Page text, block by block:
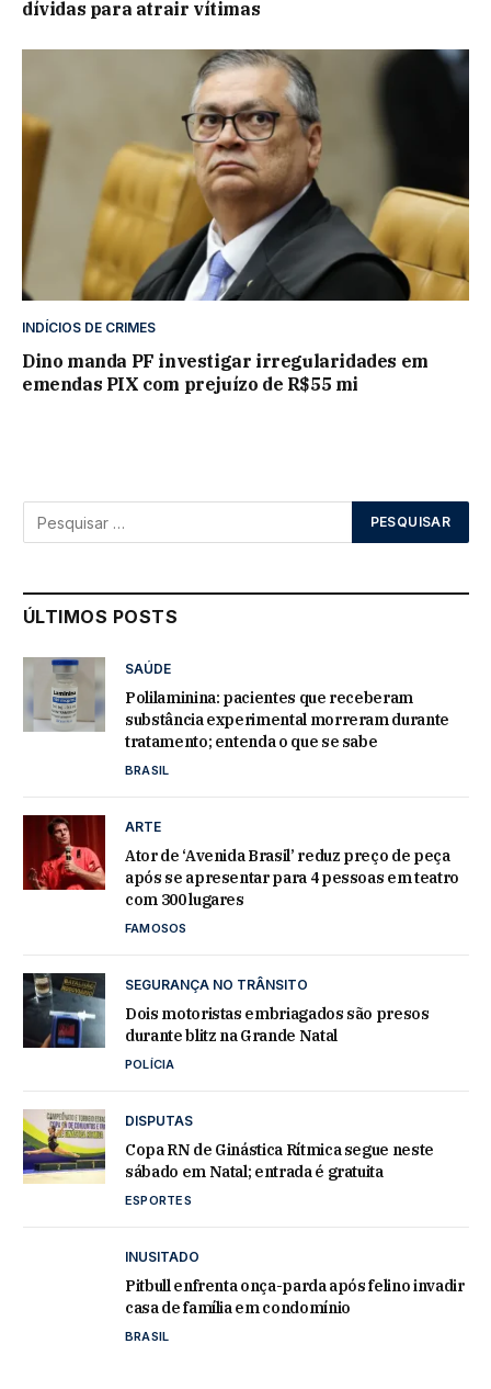
dívidas para atrair vítimas
INDÍCIOS DE CRIMES
Dino manda PF investigar irregularidades em
emendas PIX com prejuízo de R$55 mi
ÚLTIMOS POSTS
SAÚDE
Polilaminina: pacientes que receberam
substância experimental morreram durante
tratamento; entenda o que se sabe
BRASIL
ARTE
Ator de ‘Avenida Brasil’ reduz preço de peça
após se apresentar para 4 pessoas em teatro
com 300 lugares
FAMOSOS
SEGURANÇA NO TRÂNSITO
Dois motoristas embriagados são presos
durante blitz na Grande Natal
POLÍCIA
DISPUTAS
Copa RN de Ginástica Rítmica segue neste
sábado em Natal; entrada é gratuita
ESPORTES
INUSITADO
Pitbull enfrenta onça-parda após felino invadir
casa de família em condomínio
BRASIL